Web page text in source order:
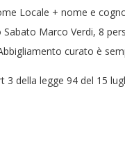
Locale + nome e
Marco Verdi, 8
curato è
3 della legge 94 del 15